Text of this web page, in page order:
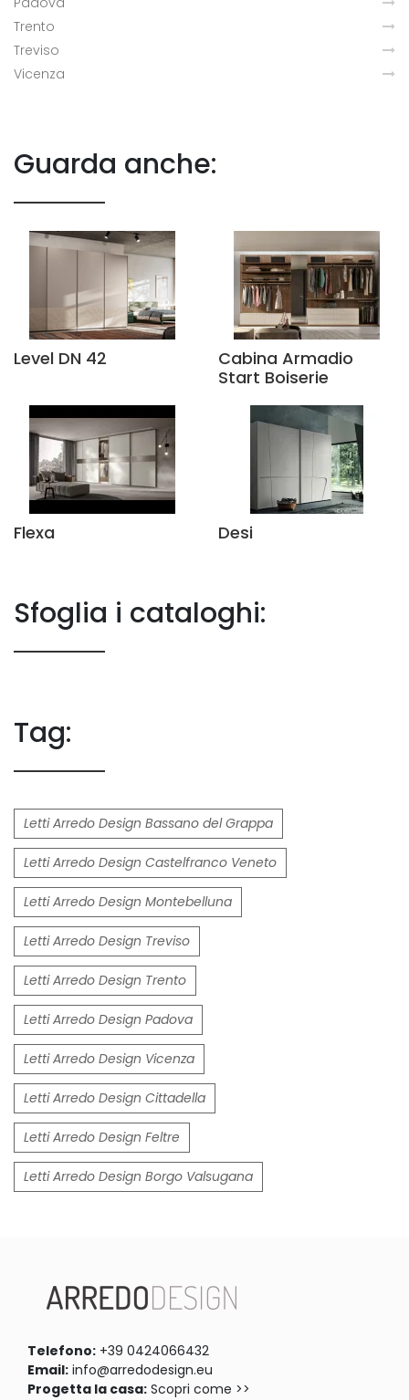
Trento
Treviso
Vicenza
Guarda anche:
Level DN 42
Cabina Armadio
Start Boiserie
Flexa Desi
Sfoglia i cataloghi:
Tag:
Letti Arredo Design Bassano del Grappa
Letti Arredo Design Castelfranco Veneto
Letti Arredo Design Montebelluna
Letti Arredo Design Treviso
Letti Arredo Design Trento
Letti Arredo Design Padova
Letti Arredo Design Vicenza
Letti Arredo Design Cittadella
Letti Arredo Design Feltre
Letti Arredo Design Borgo Valsugana
Telefono: +39 0424066432
Email: info@arredodesign.eu
Progetta la casa: Scopri come >>